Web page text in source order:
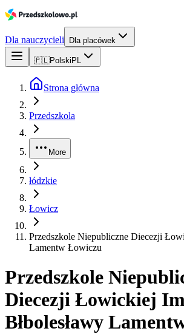
Dla nauczycieli Dla placówek
🇵🇱Polski PL
Strona główna
Przedszkola
More
łódzkie
Łowicz
Przedszkole Niepubliczne Diecezji
Lamentw Łowiczu
Przedszkole
Diecezji Łowickiej
Błbolesławy